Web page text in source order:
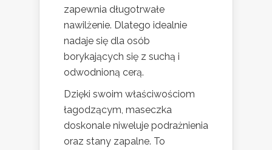
zapewnia długotrwałe
nawilżenie. Dlatego idealnie
nadaje się dla osób
borykających się z suchą i
odwodnioną cerą.
Dzięki swoim właściwościom
łagodzącym, maseczka
doskonale niweluje podrażnienia
oraz stany zapalne. To